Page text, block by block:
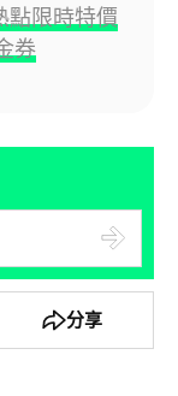
點限時特價
券
分享